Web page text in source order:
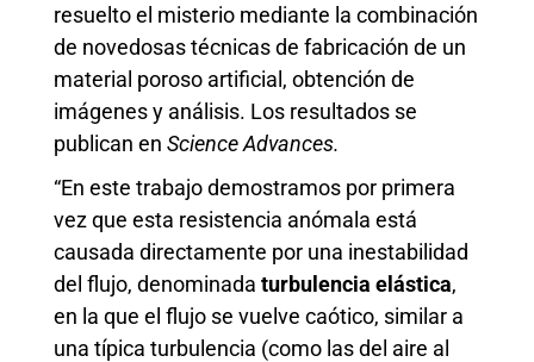
resuelto el misterio mediante la combinación
de novedosas técnicas de fabricación de un
material poroso artificial, obtención de
imágenes y análisis. Los resultados se
publican en Science Advances.
“En este trabajo demostramos por primera
vez que esta resistencia anómala está
causada directamente por una inestabilidad
del flujo, denominada turbulencia elástica,
en la que el flujo se vuelve caótico, similar a
una típica turbulencia (como las del aire al